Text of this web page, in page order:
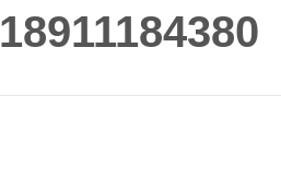
18911184380